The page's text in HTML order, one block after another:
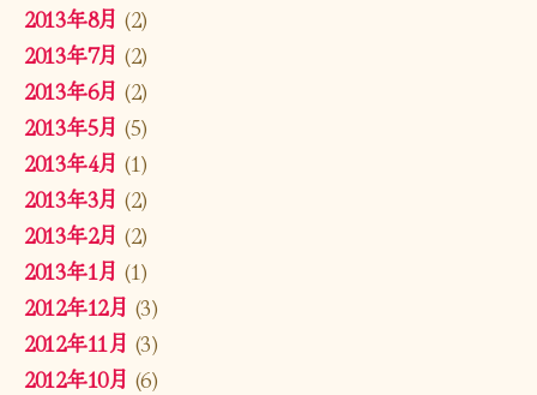
2013年8月 (2)
2013年7月 (2)
2013年6月 (2)
2013年5月 (5)
2013年4月 (1)
2013年3月 (2)
2013年2月 (2)
2013年1月 (1)
2012年12月 (3)
2012年11月 (3)
2012年10月 (6)